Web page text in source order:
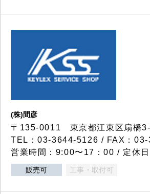
(株)間彦
〒135-0011 東京都江東区扇橋
TEL：03-3644-5126 / FAX：
営業時間：9:00〜17：00 / 定休
販売可 工事・取付可